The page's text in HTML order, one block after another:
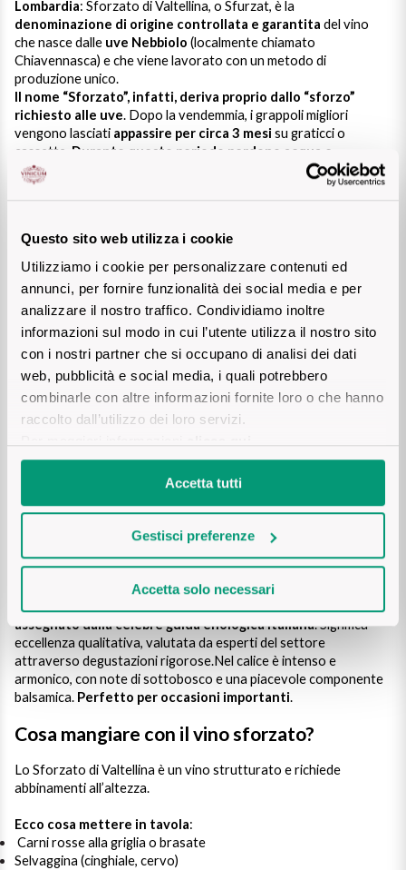
Questo sito web utilizza i cookie
Utilizziamo i cookie per personalizzare contenuti ed
annunci, per fornire funzionalità dei social media e per
analizzare il nostro traffico. Condividiamo inoltre
informazioni sul modo in cui l’utente utilizza il nostro sito
con i nostri partner che si occupano di analisi dei dati
web, pubblicità e social media, i quali potrebbero
combinarle con altre informazioni fornite loro o che hanno
raccolto dall’utilizzo dei loro servizi.
Accetta tutti
Gestisci preferenze
Accetta solo necessari
Puglia
Sicilia
Toscana
Umbria
Veneto
Champagne Region
Casali 1900
Lambrusco and Spergola
ORIGIN
Lucani Wines
Emilian Wines
Friulian Wines
Lazio Wines
Lomabrdia Wines
Piemonte Wines
Puglia Wines
Sicilian Wines
Trentino Wines
Umbrian wines
Champagne wines
Burgundy wines
Bordeaux wines
See all
Lombardia: Sforzato di Valtellina, o Sfurzat, è la
denominazione di origine controllata e garantita del vino
che nasce dalle uve Nebbiolo (localmente chiamato
Chiavennasca) e che viene lavorato con un metodo di
produzione unico.
Il nome “Sforzato”, infatti, deriva proprio dallo “sforzo”
richiesto alle uve. Dopo la vendemmia, i grappoli migliori
vengono lasciati appassire per circa 3 mesi su graticci o
cassette. Durante questo periodo perdono acqua e
concentrano zuccheri, aromi e struttura
Il risultato?
. È un vino che
racconta pazienza, cura e tradizione. Ogni sorso è un viaggio tra
Le caratteristiche del Vino Sforzato ​
🍷 Colore: rosso rubino intenso, con riflessi granati
🍷 Profumo:un complesso di frutta rossa e nera, spezie, aroma
di sottobosco e note balsamiche
🍷 Gusto: pieno, caldo e strutturato
Lo Sforzato di Valtellina si distingue inoltre per l’ottima
persistenza e la capacità di invecchiamento.
Se vuoi scoprire le caratteristiche del vino Sforzato di
Valtellina nel bicchiere, ti consigliamo di cominciare da
queste bottiglie:
🍷Sfursat Carlo Negri DOCG: elegante e strutturato, questo
Sforzato si distingue per il suo equilibrio tra
tannini ben integrati e un finale sorprendente di liquirizia.È una
scelta ideale se cerchi un vino importante ma accessibile,
tipologia.
Sfursat 5 Stelle DOCG: questo vino ha ottenuto i
Bicchieri del Gambero Rosso
assegnato dalla celebre guida enologica italiana. Significa
eccellenza qualitativa, valutata da esperti del settore
attraverso degustazioni rigorose.Nel calice è intenso e
armonico, con note di sottobosco e una piacevole componente
balsamica. Perfetto per occasioni importanti.
Cosa mangiare con il vino sforzato​?
Lo Sforzato di Valtellina è un vino strutturato e richiede
abbinamenti all’altezza.
Ecco cosa mettere in tavola:
Carni rosse alla griglia o brasate
Selvaggina (cinghiale, cervo)